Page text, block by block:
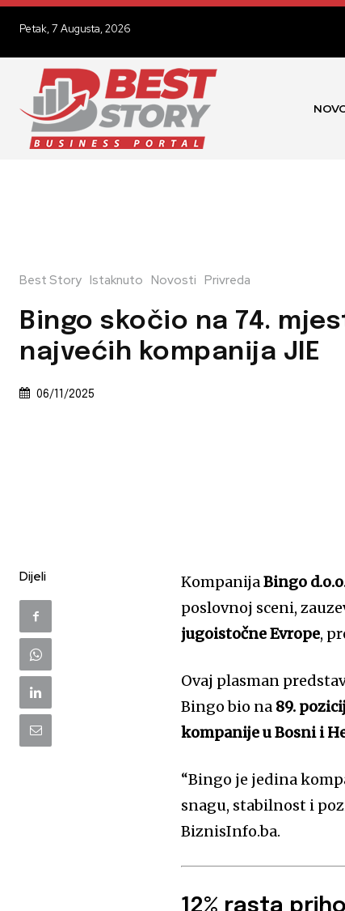
Petak, 7 Augusta, 2026
Best Story Istaknuto Novosti Privreda
Bingo skočio na 74.
najvećih kompanija JIE
06/11/2025
Dijeli KompanijaBingo
poslovnoj sceni,
jugoistočne Evrope,
Ovaj plasman
Bingo bio na 89.
kompanije u Bosni i
“Bingo je jedina
snagu, stabilnost i
BiznisInfo.ba.